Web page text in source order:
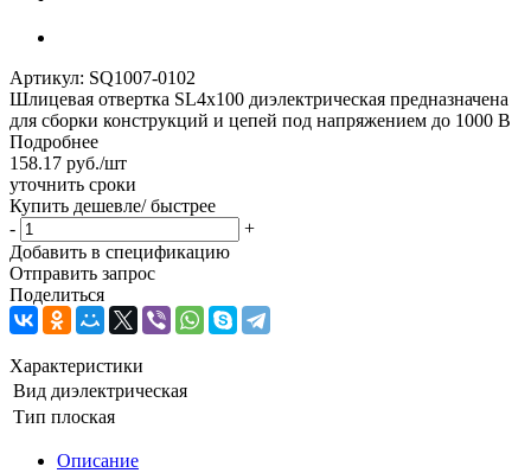
Артикул: SQ1007-0102
Шлицевая отвертка SL4x100 диэлектрическая предназначена
для сборки конструкций и цепей под напряжением до 1000 В
Подробнее
158.17 руб./шт
уточнить сроки
Купить дешевле/ быстрее
-
+
Добавить в спецификацию
Отправить запрос
Поделиться
Характеристики
Вид диэлектрическая
Тип плоская
Описание